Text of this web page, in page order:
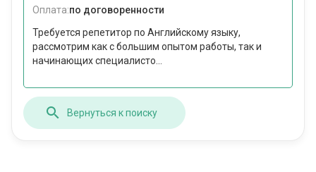
Оплата:по договоренности
Требуется репетитор по Английскому языку,
рассмотрим как с большим опытом работы, так и
начинающих специалисто...
Вернуться к поиску